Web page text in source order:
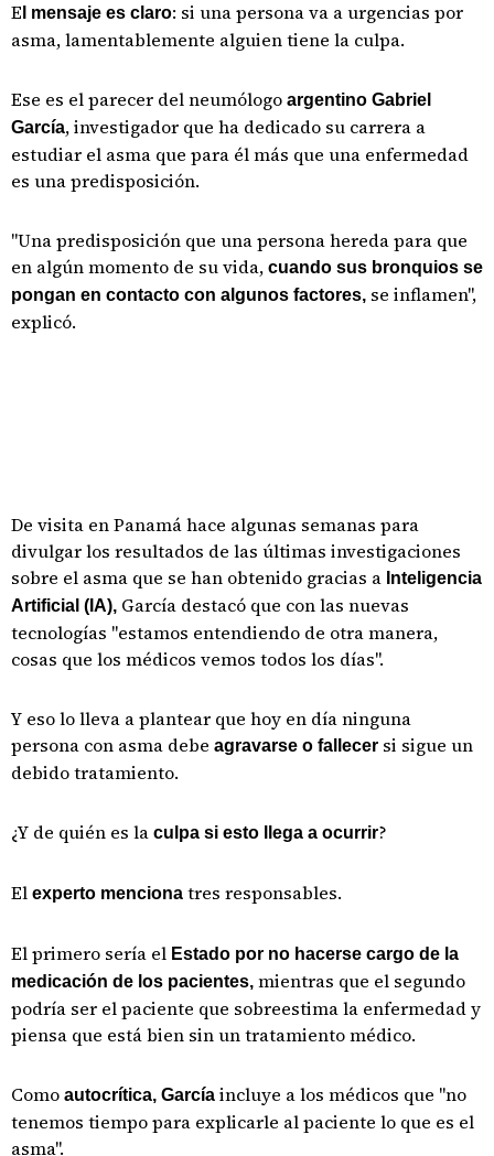
E l mensaje es claro: si una persona va a urgencias por
asma, lamentablemente alguien tiene la culpa.
Ese es el parecer del neumólogo argentino Gabriel
García, investigador que ha dedicado su carrera a
estudiar el asma que para él más que una enfermedad
es una predisposición.
"Una predisposición que una persona hereda para que
en algún momento de su vida, cuando sus bronquios se
pongan en contacto con algunos factores, se inflamen",
explicó.
De visita en Panamá hace algunas semanas para
divulgar los resultados de las últimas investigaciones
sobre el asma que se han obtenido gracias a Inteligencia
Artificial (IA), García destacó que con las nuevas
tecnologías "estamos entendiendo de otra manera,
cosas que los médicos vemos todos los días".
Y eso lo lleva a plantear que hoy en día ninguna
persona con asma debe agravarse o fallecer si sigue un
debido tratamiento.
¿Y de quién es la culpa si esto llega a ocurrir?
El experto menciona tres responsables.
El primero sería el Estado por no hacerse cargo de la
medicación de los pacientes, mientras que el segundo
podría ser el paciente que sobreestima la enfermedad y
piensa que está bien sin un tratamiento médico.
Como autocrítica, García incluye a los médicos que "no
tenemos tiempo para explicarle al paciente lo que es el
asma".